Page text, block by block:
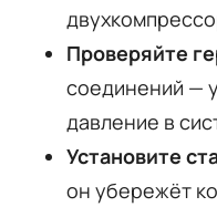
Проверяйте
соединений —
давление в
Установите
он убережёт